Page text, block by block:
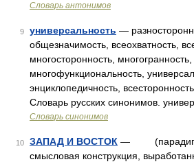
Словарь антонимов
9 универсальность —
общезначимость, всеохватность,
многосторонность, многогранность,
многофункциональность,
энциклопедичность,
Словарь русских синонимов.
Словарь синонимов
10 ЗАПАД И ВОСТОК —
смысловая конструкция,